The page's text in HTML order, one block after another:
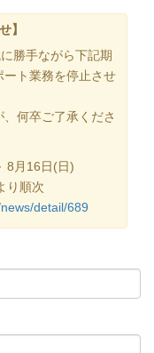
】
勝手ながら下記期
ート業務を停止させ
何卒ご了承くださ
8月16日(日)
り順次
detail/689